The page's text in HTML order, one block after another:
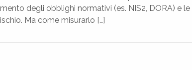
degli obblighi normativi (es. NIS2, DORA) e
Ma come misurarlo […]